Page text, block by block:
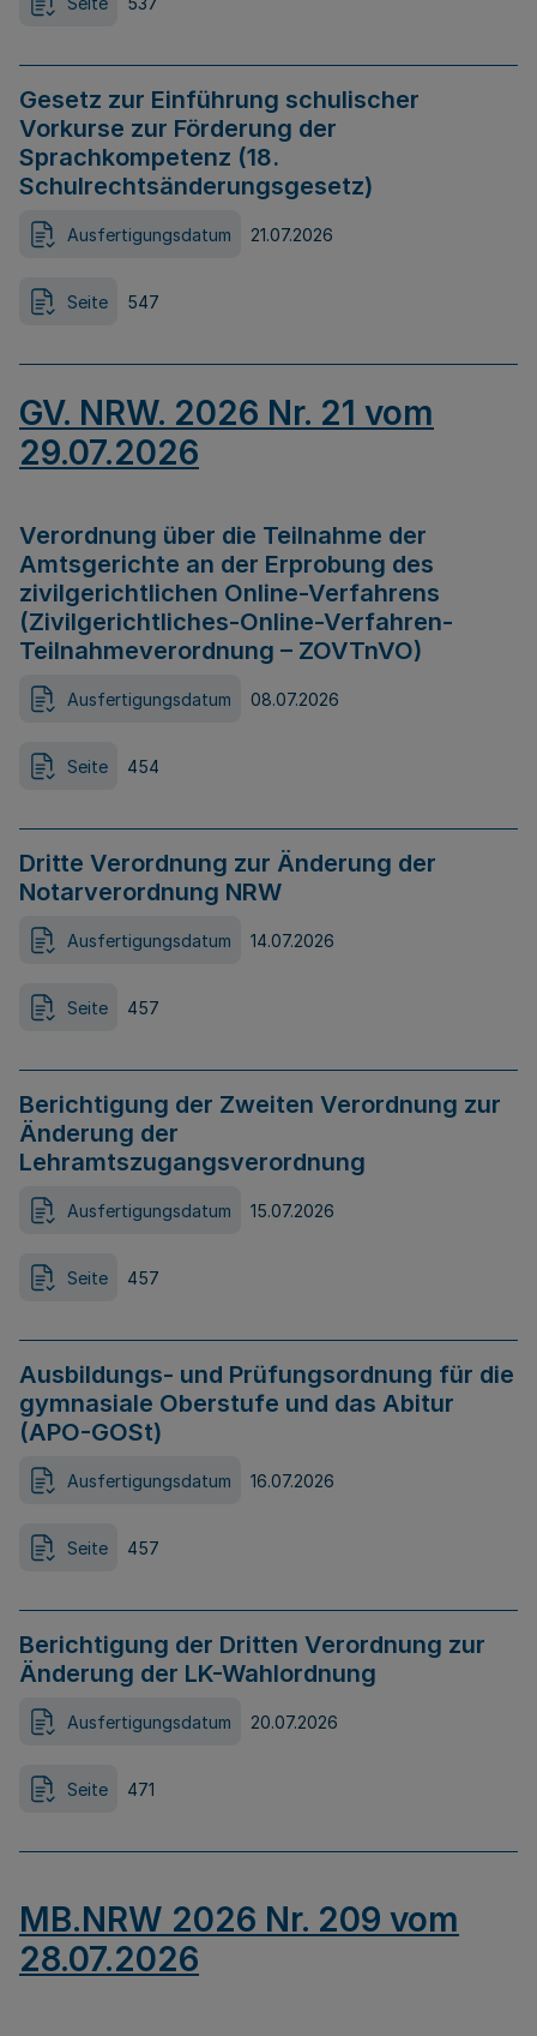
Gesetz zur Einführung schulischer
Vorkurse zur Förderung der
Sprachkompetenz (18.
Schulrechtsänderungsgesetz)
Ausfertigungsdatum 21.07.2026
Seite 547
GV. NRW. 2026 Nr. 21 vom
29.07.2026
Verordnung über die Teilnahme der
Amtsgerichte an der Erprobung des
zivilgerichtlichen Online-Verfahrens
(Zivilgerichtliches-Online-Verfahren-
Teilnahmeverordnung – ZOVTnVO)
Ausfertigungsdatum 08.07.2026
Seite 454
Dritte Verordnung zur Änderung der
Notarverordnung NRW
Ausfertigungsdatum 14.07.2026
Seite 457
Berichtigung der Zweiten Verordnung zur
Änderung der
Lehramtszugangsverordnung
Ausfertigungsdatum 15.07.2026
Seite 457
Ausbildungs- und Prüfungsordnung für die
gymnasiale Oberstufe und das Abitur
(APO-GOSt)
Ausfertigungsdatum 16.07.2026
Seite 457
Berichtigung der Dritten Verordnung zur
Änderung der LK-Wahlordnung
Ausfertigungsdatum 20.07.2026
Seite 471
MB.NRW 2026 Nr. 209 vom
28.07.2026